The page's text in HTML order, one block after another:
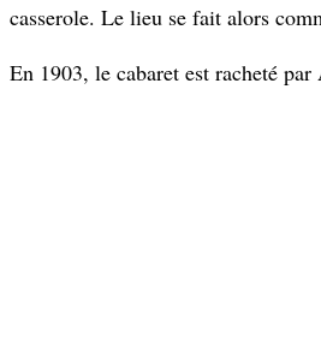
casserole. Le lieu se fait alors
En 1903, le cabaret est racheté